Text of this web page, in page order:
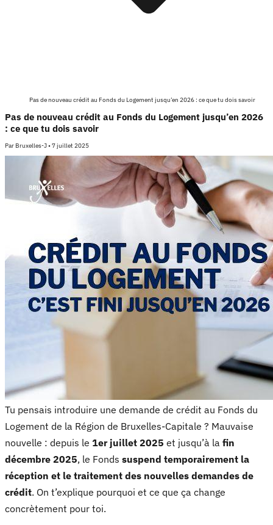
Pas de nouveau crédit au Fonds du Logement jusqu’en 2026 : ce que tu dois savoir
Pas de nouveau crédit au Fonds du Logement jusqu’en 2026
: ce que tu dois savoir
Par Bruxelles-J•7 juillet 2025
Tu pensais introduire une demande de crédit au Fonds du
Logement de la Région de Bruxelles-Capitale ? Mauvaise
nouvelle : depuis le 1er juillet 2025 et jusqu’à la fin
décembre 2025, le Fonds suspend temporairement la
réception et le traitement des nouvelles demandes de
crédit. On t’explique pourquoi et ce que ça change
concrètement pour toi.